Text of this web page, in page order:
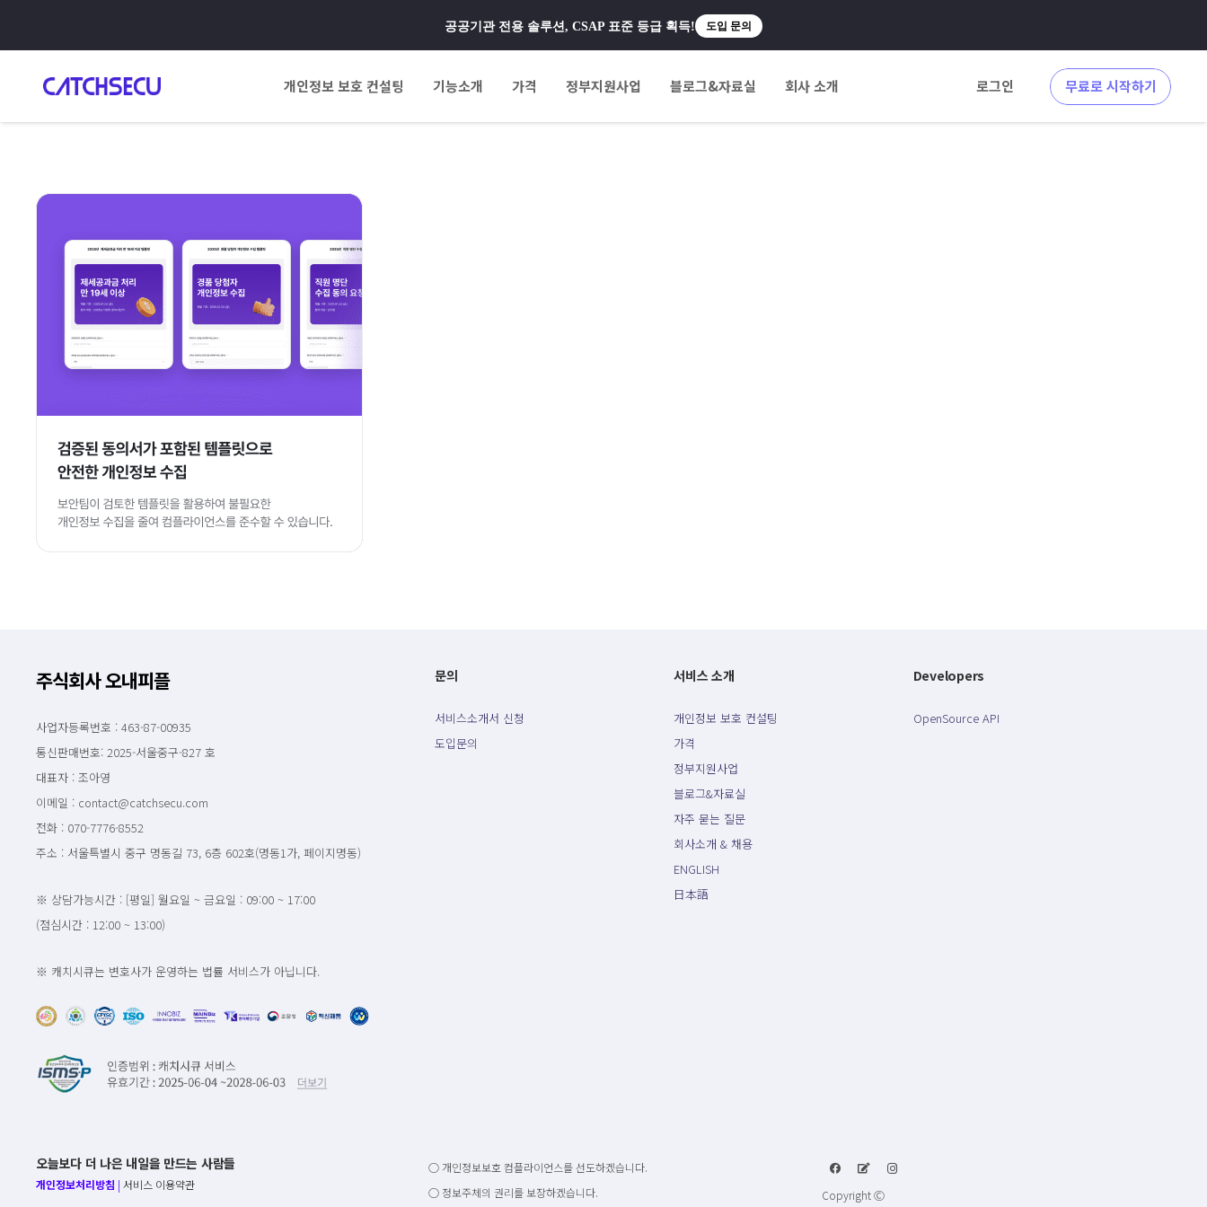
공공기관 전용 솔루션, CSAP 표준 등급 획득! 도입 문의
개인정보 보호 컨설팅 기능소개 가격 정부지원사업 블로그&자료실 회사 소개 로그인 무료로 시작하기
주식회사 오내피플
사업자등록번호 : 463-87-00935
통신판매번호: 2025-서울중구-827 호
대표자 : 조아영
이메일 : contact@catchsecu.com
전화 : 070-7776-8552
주소 : 서울특별시 중구 명동길 73, 6층 602호(명동1가, 페이지명동)
※ 상담가능시간 : [평일] 월요일 ~ 금요일 : 09:00 ~ 17:00
(점심시간 : 12:00 ~ 13:00)
※ 캐치시큐는 변호사가 운영하는 법률 서비스가 아닙니다.
문의
서비스소개서 신청
도입문의
서비스 소개
개인정보 보호 컨설팅
가격
정부지원사업
블로그&자료실
자주 묻는 질문
회사소개 & 채용
ENGLISH
日本語
Developers
OpenSource API
오늘보다 더 나은 내일을 만드는 사람들
개인정보처리방침 | 서비스 이용약관
○ 개인정보보호 컴플라이언스를 선도하겠습니다.
○ 정보주체의 권리를 보장하겠습니다.
Copyright Ⓒ